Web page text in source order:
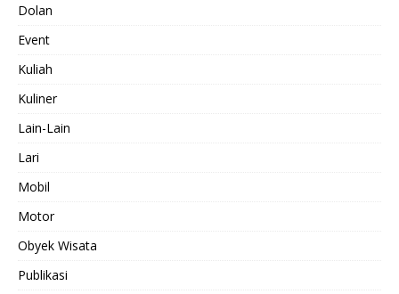
Dolan
Event
Kuliah
Kuliner
Lain-Lain
Lari
Mobil
Motor
Obyek Wisata
Publikasi